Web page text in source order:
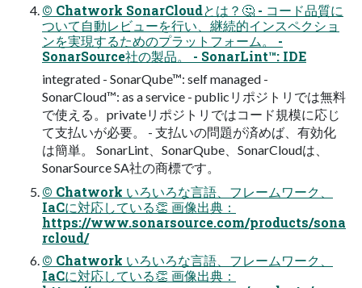
© Chatwork SonarCloudとは？🤔 - コード品質に
ついて自動レビューを行い、継続的インスペクショ
ンを実現するためのプラットフォーム。 -
SonarSource社の製品。 - SonarLint™: IDE
integrated - SonarQube™: self managed -
SonarCloud™: as a service - publicリポジトリでは無料
で使える。privateリポジトリではコード規模に応じ
て支払いが必要。 - 支払いの問題が済めば、有効化
は簡単。 SonarLint、SonarQube、SonarCloudは、
SonarSource SA社の商標です。
© Chatwork いろいろな言語、フレームワーク、
IaCに対応している👏 画像出典：
https://www.sonarsource.com/products/sona
rcloud/
© Chatwork いろいろな言語、フレームワーク、
IaCに対応している👏 画像出典：